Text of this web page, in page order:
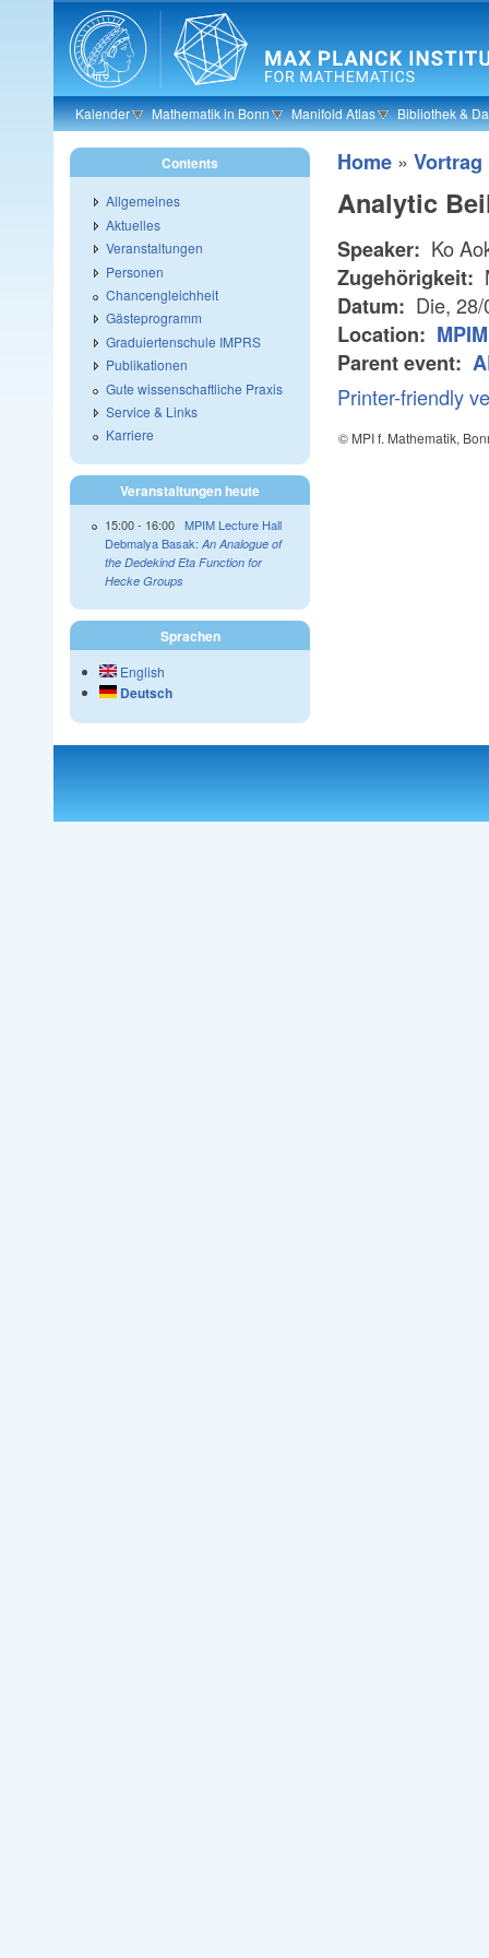
Skip to main content
Kalender Mathematik in Bonn Manifold Atlas Bibliothek &
Home » Vortrag
Analytic
Speaker: Ko
Zugehörigkeit:
Datum: Die,
Location:
Parent event:
Printer-friendly
© MPI f. Mathematik,
Contents
Allgemeines
Aktuelles
Veranstaltungen
Personen
Chancengleichheit
Gästeprogramm
Graduiertenschule IMPRS
Publikationen
Gute wissenschaftliche Praxis
Service & Links
Karriere
Veranstaltungen heute
15:00- 16:00 MPIM Lecture Hall
Debmalya Basak: An Analogue of
the Dedekind Eta Function for
Hecke Groups
Sprachen
English
Deutsch